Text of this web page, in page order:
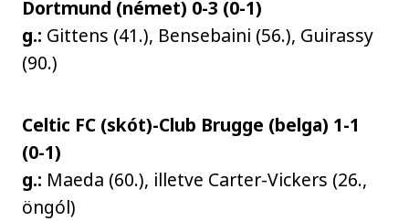
Dortmund (német) 0-3 (0-1)
g.: Gittens (41.), Bensebaini (56.), Guirassy
(90.)
Celtic FC (skót)-Club Brugge (belga) 1-1
(0-1)
g.: Maeda (60.), illetve Carter-Vickers (26.,
öngól)